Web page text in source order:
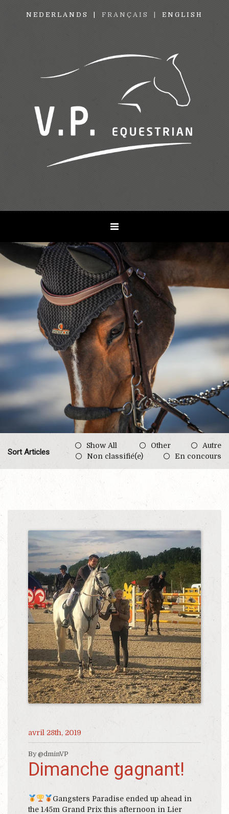
NEDERLANDS FRANÇAIS ENGLISH
Sort Articles
Show All Other
Autre
Non classifié(e)
En concours
avril 28th, 2019
By @dminVP
Dimanche gagnant!
Gangsters Paradise ended up ahead in
the 1.45m Grand Prix this afternoon in Lier